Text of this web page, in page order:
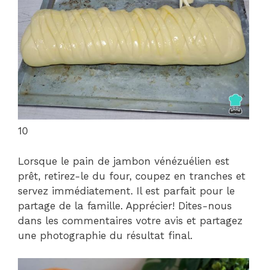
10
Lorsque le pain de jambon vénézuélien est
prêt, retirez-le du four, coupez en tranches et
servez immédiatement. Il est parfait pour le
partage de la famille. Apprécier! Dites-nous
dans les commentaires votre avis et partagez
une photographie du résultat final.